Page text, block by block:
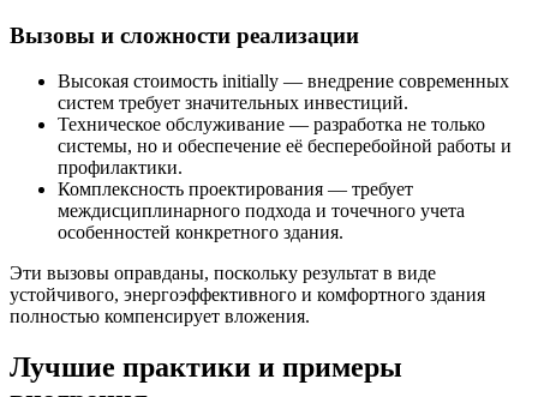
Вызовы и сложности реализации
Высокая стоимость initially — внедрение современных
систем требует значительных инвестиций.
Техническое обслуживание — разработка не только
системы, но и обеспечение её бесперебойной работы и
профилактики.
Комплексность проектирования — требует
междисциплинарного подхода и точечного учета
особенностей конкретного здания.
Эти вызовы оправданы, поскольку результат в виде
устойчивого, энергоэффективного и комфортного здания
полностью компенсирует вложения.
Лучшие практики и примеры